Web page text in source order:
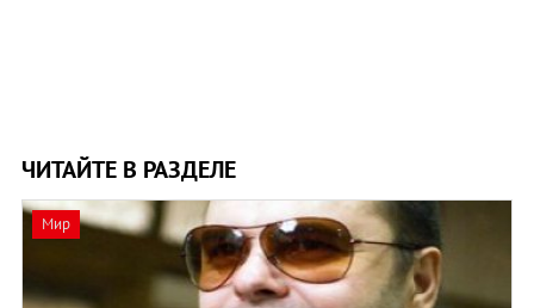
ЧИТАЙТЕ В РАЗДЕЛЕ
Мир